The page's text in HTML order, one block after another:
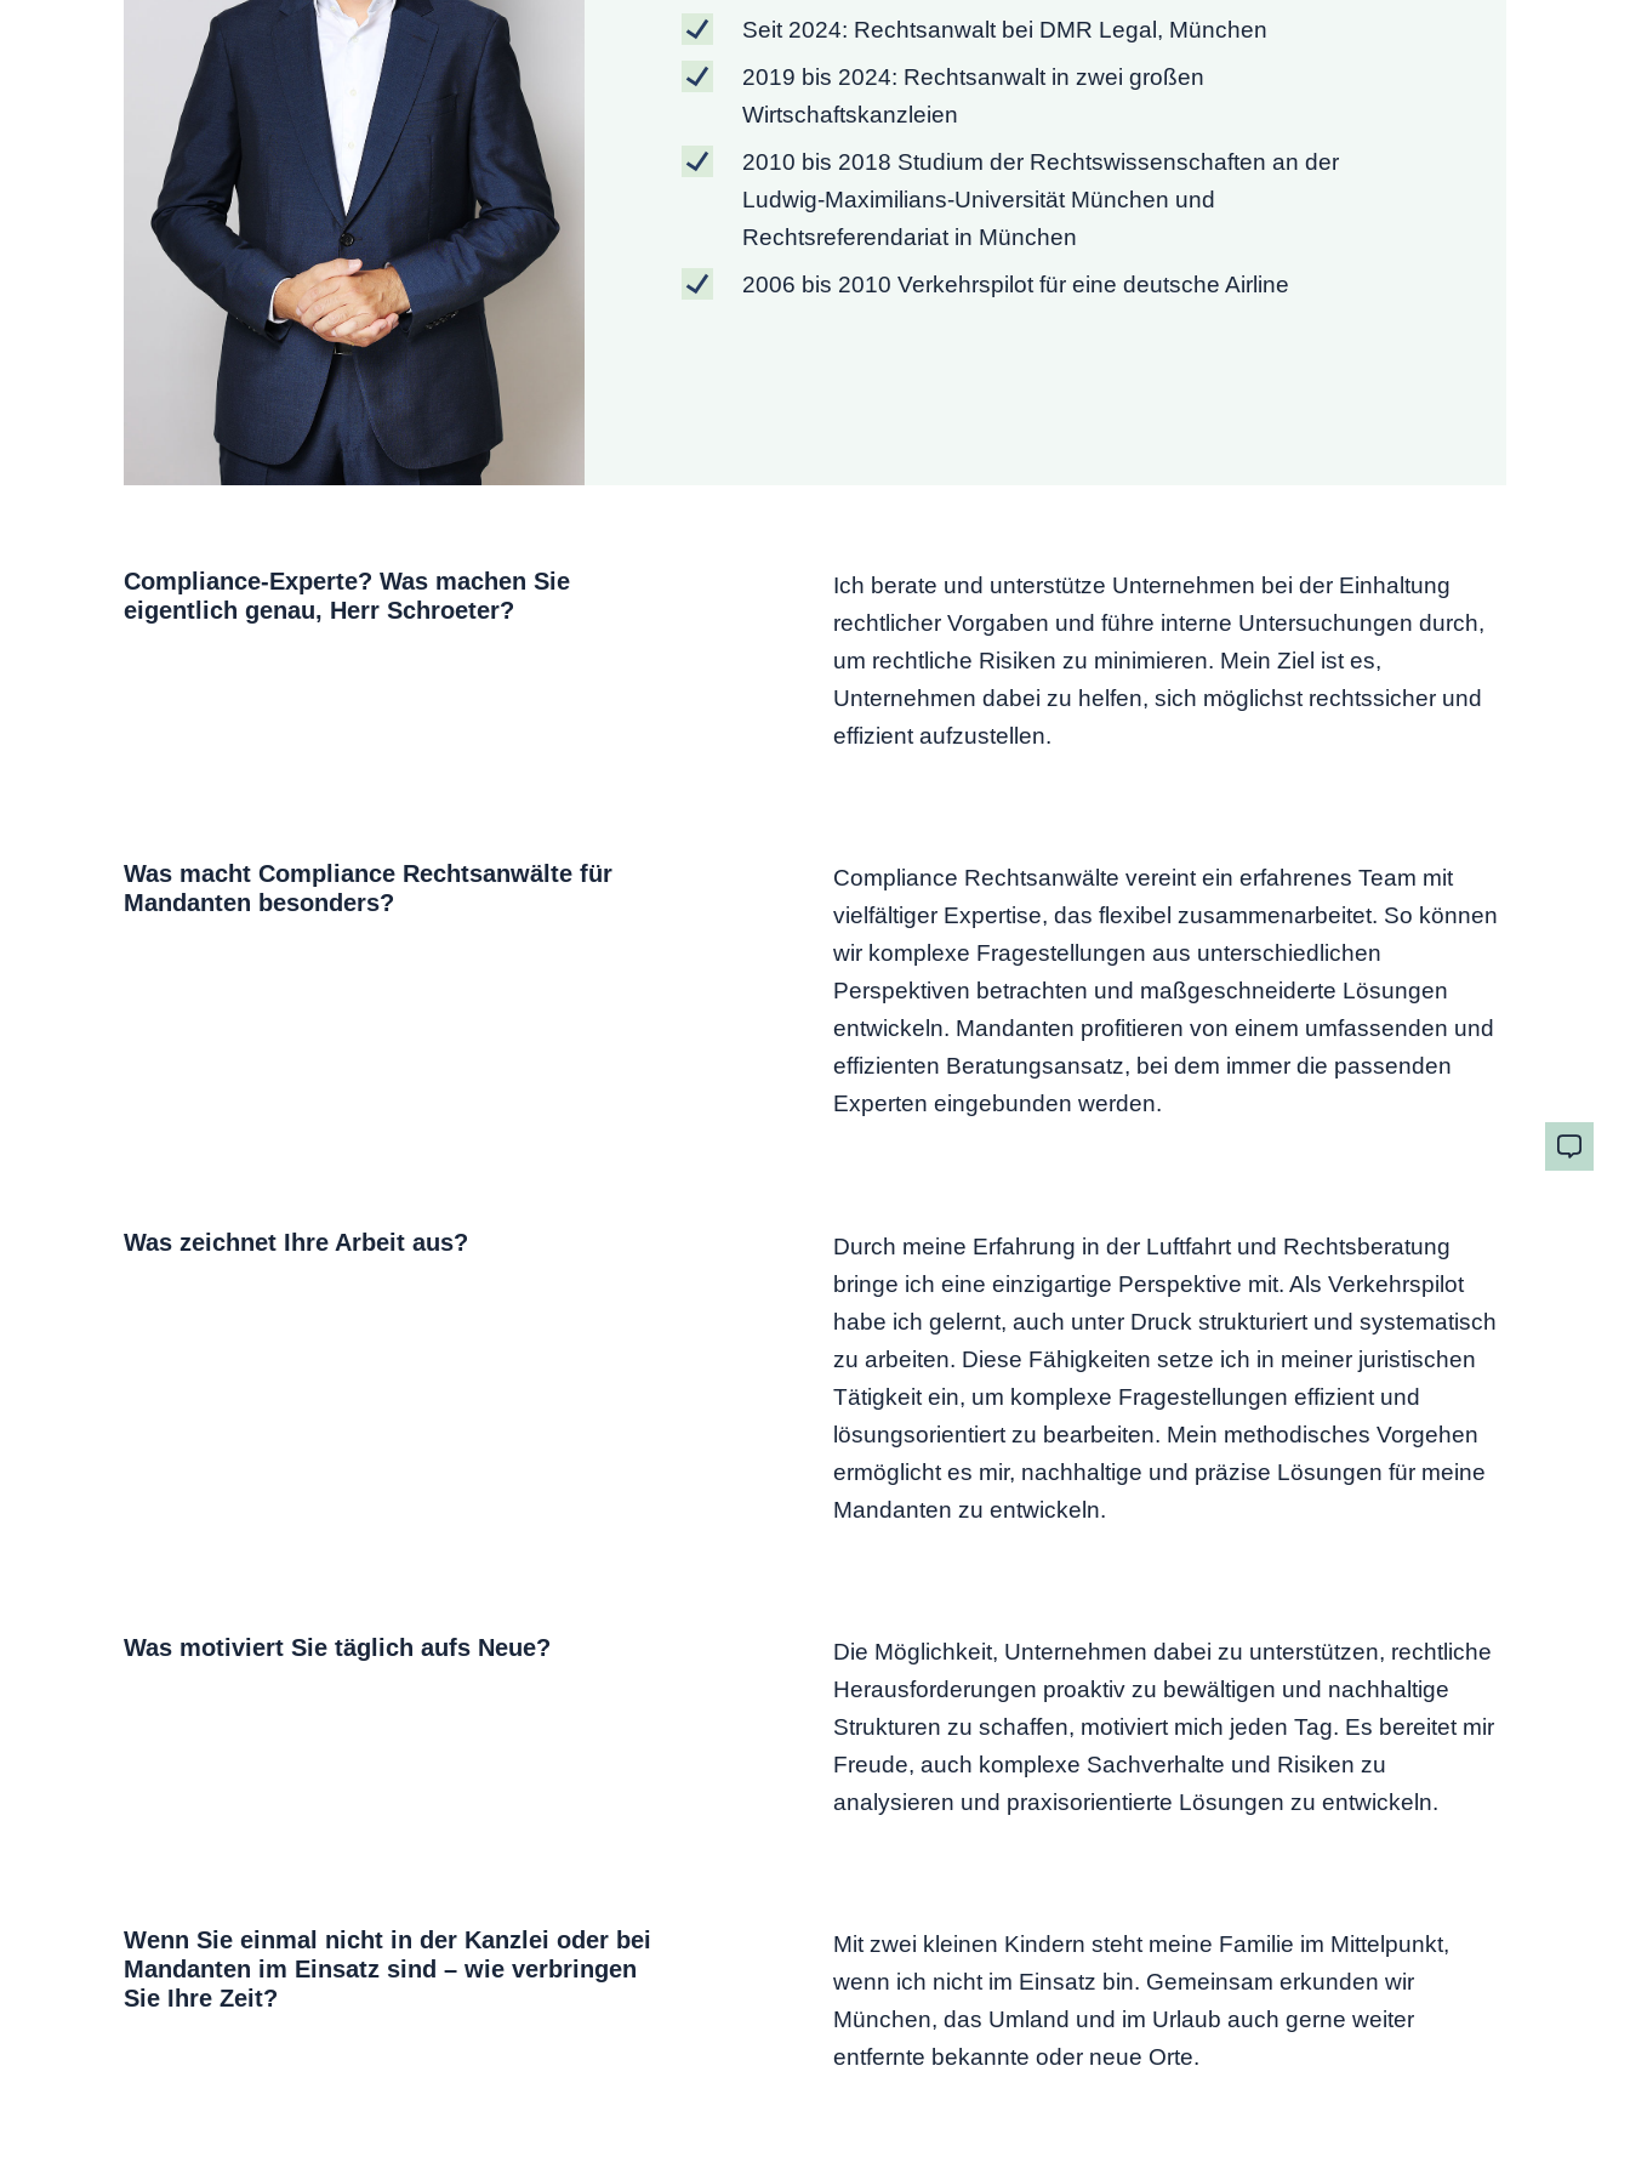
Seit 2024: Rechtsanwalt bei DMR Legal, München
2019 bis 2024: Rechtsanwalt in zwei großen
Wirtschaftskanzleien
2010 bis 2018 Studium der Rechtswissenschaften an der
Ludwig-Maximilians-Universität München und
Rechtsreferendariat in München
2006 bis 2010 Verkehrspilot für eine deutsche Airline
Compliance-Experte? Was machen Sie
eigentlich genau, Herr Schroeter?
Ich berate und unterstütze Unternehmen bei der Einhaltung
rechtlicher Vorgaben und führe interne Untersuchungen durch,
um rechtliche Risiken zu minimieren. Mein Ziel ist es,
Unternehmen dabei zu helfen, sich möglichst rechtssicher und
effizient aufzustellen.
Was macht Compliance Rechtsanwälte für
Mandanten besonders?
Compliance Rechtsanwälte vereint ein erfahrenes Team mit
vielfältiger Expertise, das flexibel zusammenarbeitet. So können
wir komplexe Fragestellungen aus unterschiedlichen
Perspektiven betrachten und maßgeschneiderte Lösungen
entwickeln. Mandanten profitieren von einem umfassenden und
effizienten Beratungsansatz, bei dem immer die passenden
Experten eingebunden werden.
Was zeichnet Ihre Arbeit aus?
Durch meine Erfahrung in der Luftfahrt und Rechtsberatung
bringe ich eine einzigartige Perspektive mit. Als Verkehrspilot
habe ich gelernt, auch unter Druck strukturiert und systematisch
zu arbeiten. Diese Fähigkeiten setze ich in meiner juristischen
Tätigkeit ein, um komplexe Fragestellungen effizient und
lösungsorientiert zu bearbeiten. Mein methodisches Vorgehen
ermöglicht es mir, nachhaltige und präzise Lösungen für meine
Mandanten zu entwickeln.
Was motiviert Sie täglich aufs Neue?
Die Möglichkeit, Unternehmen dabei zu unterstützen, rechtliche
Herausforderungen proaktiv zu bewältigen und nachhaltige
Strukturen zu schaffen, motiviert mich jeden Tag. Es bereitet mir
Freude, auch komplexe Sachverhalte und Risiken zu
analysieren und praxisorientierte Lösungen zu entwickeln.
Wenn Sie einmal nicht in der Kanzlei oder bei
Mandanten im Einsatz sind – wie verbringen
Sie Ihre Zeit?
Mit zwei kleinen Kindern steht meine Familie im Mittelpunkt,
wenn ich nicht im Einsatz bin. Gemeinsam erkunden wir
München, das Umland und im Urlaub auch gerne weiter
entfernte bekannte oder neue Orte.